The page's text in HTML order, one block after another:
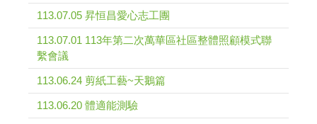
113.07.05 昇恒昌愛心志工團
113.07.01 113年第二次萬華區社區整體照顧模式聯
繫會議
113.06.24 剪紙工藝~天鵝篇
113.06.20 體適能測驗